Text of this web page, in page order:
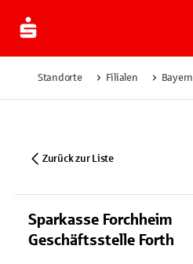
Standorte Filialen Bayern
Zurück zur Liste
Sparkasse Forchheim
Geschäftsstelle Forth